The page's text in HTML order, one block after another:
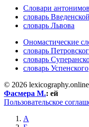
Словари антонимов
словарь Введенской
словарь Львова
Ономастические
словарь
словарь
словарь Успенского
© 2026
Фасмера М.: ей
Пользовательское
А